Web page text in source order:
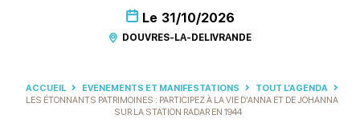
Le 31/10/2026
DOUVRES-LA-DELIVRANDE
ACCUEIL EVENEMENTS ET MANIFESTATIONS
TOUT L’AGENDA
LES ÉTONNANTS PATRIMOINES : PARTICIPEZ À LA VIE D’ANNA ET DE JOHANNA
SUR LA STATION RADAR EN 1944